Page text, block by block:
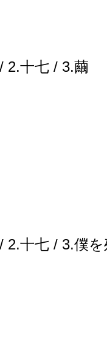
2.十七 / 3.繭
2.十七 / 3.僕